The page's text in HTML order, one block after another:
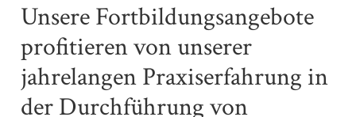
Unsere Fortbildungsangebote
profitieren von unserer
jahrelangen Praxiserfahrung in
der Durchführung von